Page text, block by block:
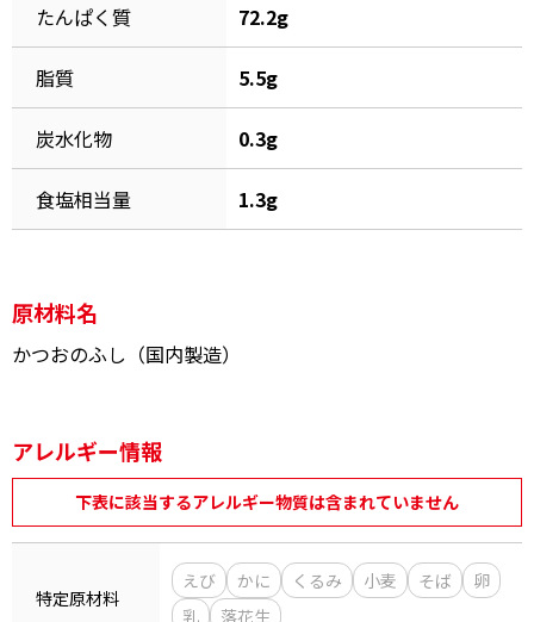
新鮮一番
たんぱく質 72.2g
脂質 5.5g
炭水化物 0.3g
食塩相当量 1.3g
原材料名
かつおのふし（国内製造）
アレルギー情報
下表に該当するアレルギー物質は含まれていません
特定原材料
えび かに くるみ 小麦 そば
卵
乳
落花生